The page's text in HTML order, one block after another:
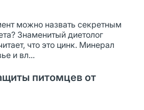
можно назвать секретным
Знаменитый диетолог
что это цинк. Минерал
и вл...
питомцев от